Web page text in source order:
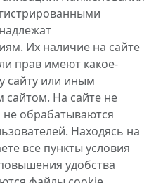
Их наличие на сайте
прав имеют какое-
сайту или иным
На сайте не
не обрабатываются
Находясь на
все пункты условия
удобства